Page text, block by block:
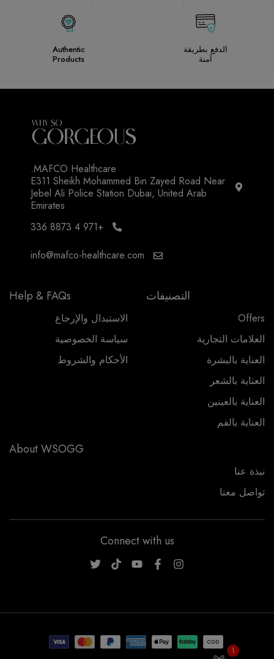
الدفع بطريقة
آمنة
Authentic
Products
MAFCO Healthcare.
E311 Sheikh Mohammed Bin Zayed Road Near
Jebel Ali Police Station Dubai, United Arab
Emirates
+971 4 8873 336
info@mafco-healthcare.com
التصنيفات
Offers
العلامات التجارية
العناية بالبشرة
العناية بالشعر
العناية بالعينين
العناية بالفم
Help & FAQs
الاستبدال والإرجاع
سياسة الخصوصية
الأحكام والشروط
About WSOGG
نبذة عنا
تواصل معنا
Connect with us
1